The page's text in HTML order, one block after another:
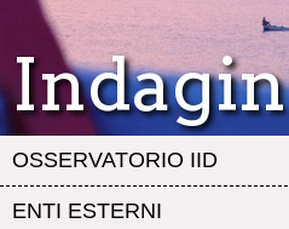
OSSERVATORIO IID
ENTI ESTERNI